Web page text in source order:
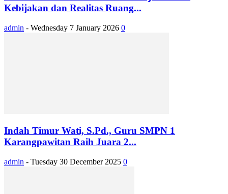
Kebijakan dan Realitas Ruang...
admin - Wednesday 7 January 2026 0
Indah Timur Wati, S.Pd., Guru SMPN 1
Karangpawitan Raih Juara 2...
admin - Tuesday 30 December 2025 0